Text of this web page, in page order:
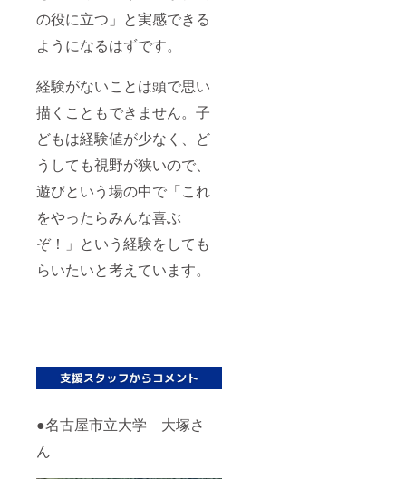
の役に立つ」と実感できる
ようになるはずです。
経験がないことは頭で思い
描くこともできません。子
どもは経験値が少なく、ど
うしても視野が狭いので、
遊びという場の中で「これ
をやったらみんな喜ぶ
ぞ！」という経験をしても
らいたいと考えています。
●名古屋市立大学 大塚さ
ん